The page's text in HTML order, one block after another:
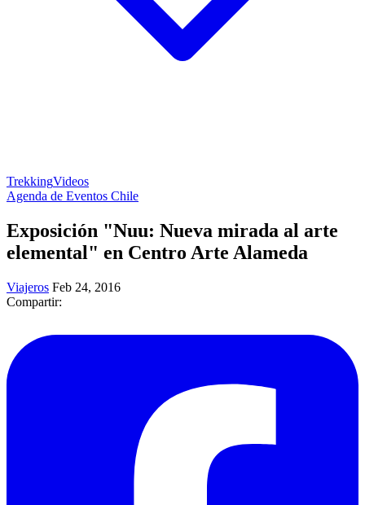
TrekkingVideos
Agenda de Eventos Chile
Exposición "Nuu: Nueva mirada al arte
elemental" en Centro Arte Alameda
Viajeros Feb 24, 2016
Compartir: